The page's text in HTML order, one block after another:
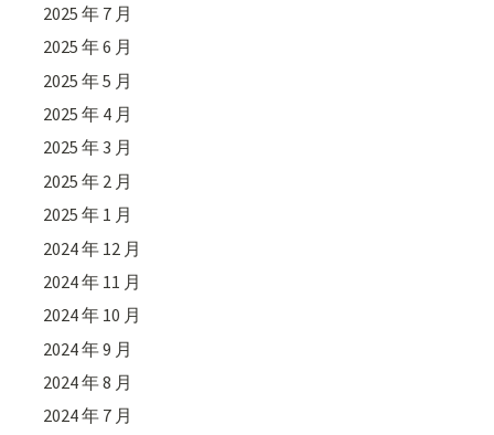
2025 年 7 月
2025 年 6 月
2025 年 5 月
2025 年 4 月
2025 年 3 月
2025 年 2 月
2025 年 1 月
2024 年 12 月
2024 年 11 月
2024 年 10 月
2024 年 9 月
2024 年 8 月
2024 年 7 月